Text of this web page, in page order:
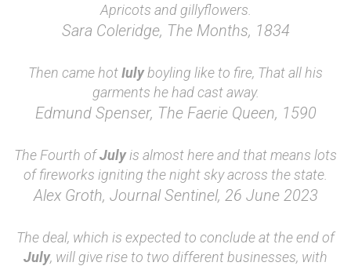
Apricots and gillyflowers.
Sara Coleridge, The Months, 1834
Then came hotIulyboyling like to fire, That all his
garments he had cast away.
Edmund Spenser, The Faerie Queen, 1590
The Fourth ofJulyis almost here and that means lots
of fireworks igniting the night sky across the state.
Alex Groth, Journal Sentinel, 26 June 2023
The deal, which is expected to conclude at the end of
July, will give rise to two different businesses, with